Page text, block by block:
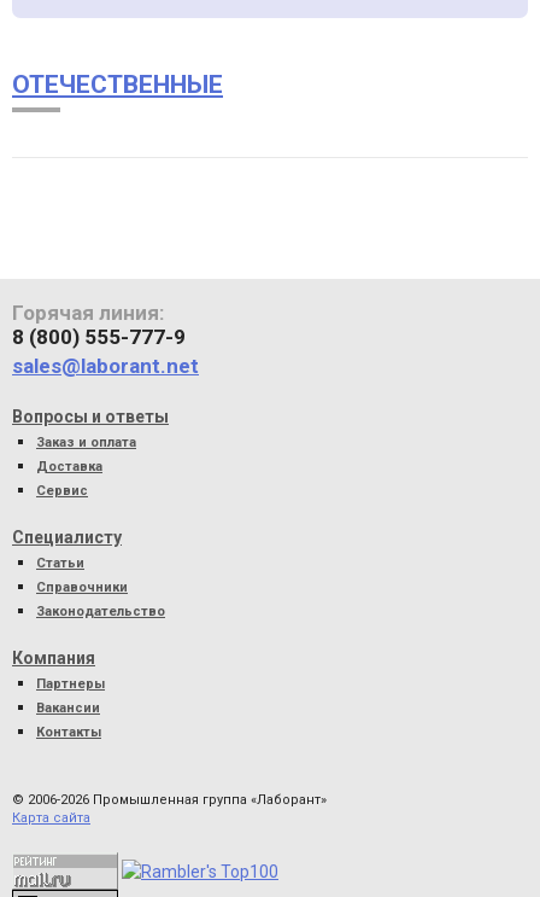
ОТЕЧЕСТВЕННЫЕ
Горячая линия:
8 (800) 555-777-9
sales@laborant.net
Вопросы и ответы
Заказ и оплата
Доставка
Сервис
Специалисту
Статьи
Справочники
Законодательство
Компания
Партнеры
Вакансии
Контакты
© 2006-2026 Промышленная группа «Лаборант»
Карта сайта